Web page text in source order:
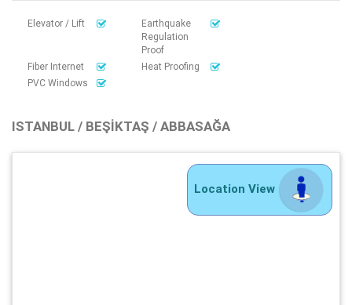
Elevator / Lift
Earthquake
Regulation
Proof
Fiber Internet
Heat Proofing
PVC Windows
ISTANBUL / BEŞIKTAŞ / ABBASAĞA
Location View